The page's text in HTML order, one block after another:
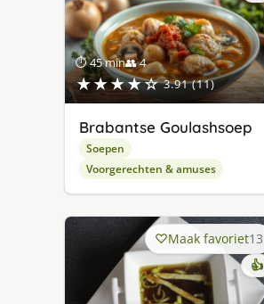
⏱ 45 min👥 4
★★★★☆ 3.91 (11)
Brabantse Goulashsoep
Soepen
Voorgerechten & amuses
Maak favoriet13
👍